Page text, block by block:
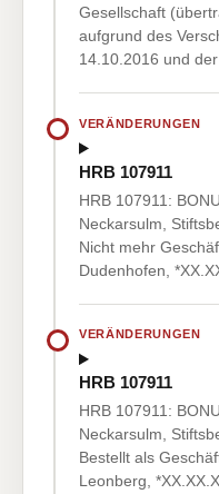
Gesellschaft
aufgrund des
14.10.2016 und
VERÄNDERUNGEN
HRB 107911
HRB 107911:
Neckarsulm,
Nicht mehr
Dudenhofen,
VERÄNDERUNGEN
HRB 107911
HRB 107911:
Neckarsulm,
Bestellt als
Leonberg,